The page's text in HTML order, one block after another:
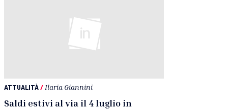
ATTUALITÀ/ Ilaria Giannini
Saldi estivi al via il 4 luglio in